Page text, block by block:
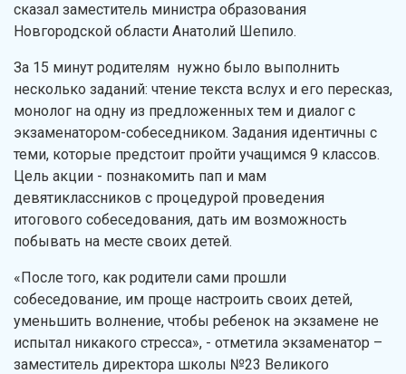
сказал заместитель министра образования
Новгородской области Анатолий Шепило.
За 15 минут родителям нужно было выполнить
несколько заданий: чтение текста вслух и его пересказ,
монолог на одну из предложенных тем и диалог с
экзаменатором-собеседником. Задания идентичны с
теми, которые предстоит пройти учащимся 9 классов.
Цель акции - познакомить пап и мам
девятиклассников с процедурой проведения
итогового собеседования, дать им возможность
побывать на месте своих детей.
«После того, как родители сами прошли
собеседование, им проще настроить своих детей,
уменьшить волнение, чтобы ребенок на экзамене не
испытал никакого стресса», - отметила экзаменатор –
заместитель директора школы №23 Великого